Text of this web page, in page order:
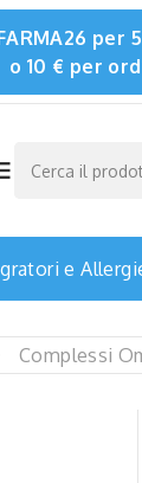
per
o 10 € per
e
Complessi